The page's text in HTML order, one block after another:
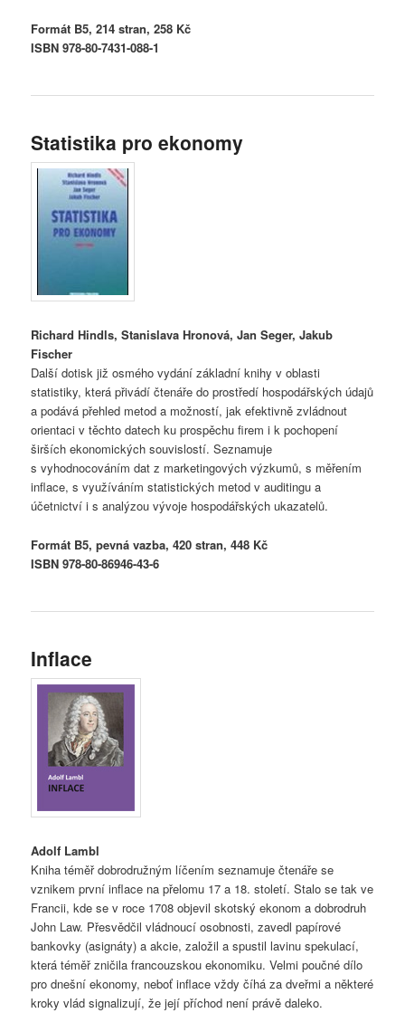
Formát B5, 214 stran, 258 Kč
ISBN 978-80-7431-088-1
Statistika pro ekonomy
Richard Hindls, Stanislava Hronová, Jan Seger, Jakub
Fischer
Další dotisk již osmého vydání základní knihy v oblasti
statistiky, která přivádí čtenáře do prostředí hospodářských údajů
a podává přehled metod a možností, jak efektivně zvládnout
orientaci v těchto datech ku prospěchu firem i k pochopení
širších ekonomických souvislostí. Seznamuje
s vyhodnocováním dat z marketingových výzkumů, s měřením
inflace, s využíváním statistických metod v auditingu a
účetnictví i s analýzou vývoje hospodářských ukazatelů.
Formát B5, pevná vazba, 420 stran, 448 Kč
ISBN 978-80-86946-43-6
Inflace
Adolf Lambl
Kniha téměř dobrodružným líčením seznamuje čtenáře se
vznikem první inflace na přelomu 17 a 18. století. Stalo se tak ve
Francii, kde se v roce 1708 objevil skotský ekonom a dobrodruh
John Law. Přesvědčil vládnoucí osobnosti, zavedl papírové
bankovky (asignáty) a akcie, založil a spustil lavinu spekulací,
která téměř zničila francouzskou ekonomiku. Velmi poučné dílo
pro dnešní ekonomy, neboť inflace vždy číhá za dveřmi a některé
kroky vlád signalizují, že její příchod není právě daleko.